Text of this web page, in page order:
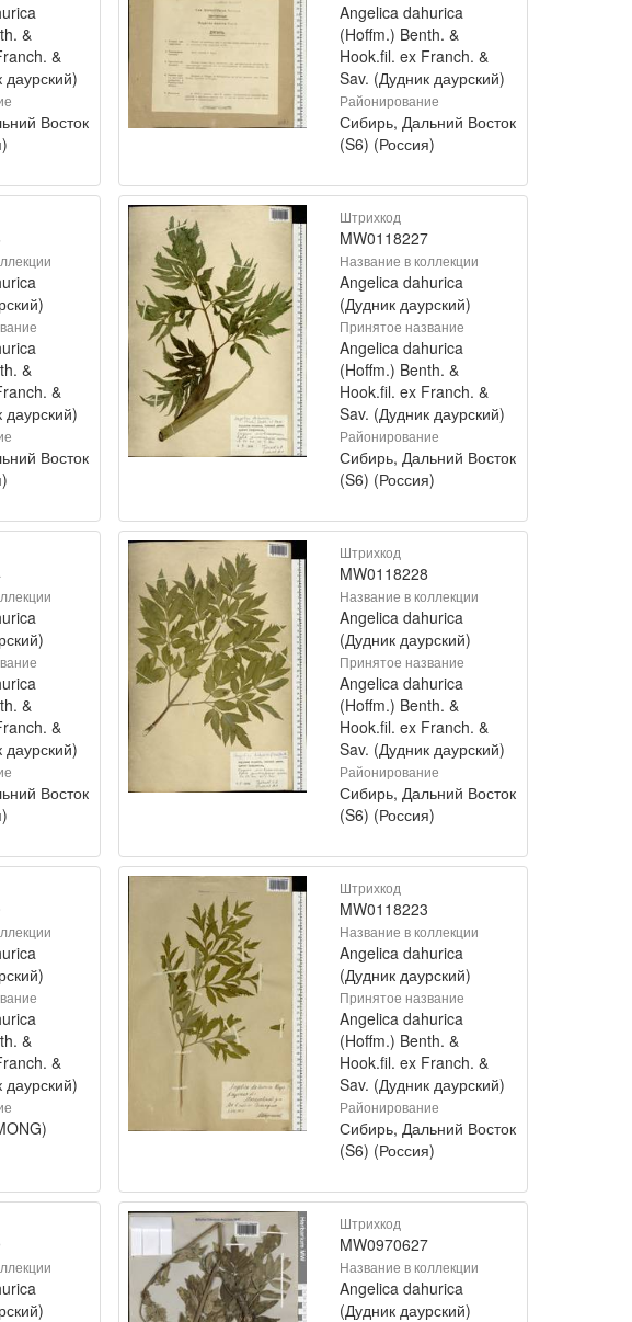
&
&
даурский)
Восток
Angelica dahurica
(Hoffm.) Benth. &
Hook.fil. ex Franch. &
Sav. (Дудник даурский)
Районирование
Сибирь, Дальний Восток
(S6) (Россия)
&
&
даурский)
Восток
Штрихкод
MW0118227
Название в коллекции
Angelica dahurica
(Дудник даурский)
Принятое название
Angelica dahurica
(Hoffm.) Benth. &
Hook.fil. ex Franch. &
Sav. (Дудник даурский)
Районирование
Сибирь, Дальний Восток
(S6) (Россия)
&
&
даурский)
Восток
Штрихкод
MW0118228
Название в коллекции
Angelica dahurica
(Дудник даурский)
Принятое название
Angelica dahurica
(Hoffm.) Benth. &
Hook.fil. ex Franch. &
Sav. (Дудник даурский)
Районирование
Сибирь, Дальний Восток
(S6) (Россия)
&
&
даурский)
Штрихкод
MW0118223
Название в коллекции
Angelica dahurica
(Дудник даурский)
Принятое название
Angelica dahurica
(Hoffm.) Benth. &
Hook.fil. ex Franch. &
Sav. (Дудник даурский)
Районирование
Сибирь, Дальний Восток
(S6) (Россия)
Штрихкод
MW0970627
Название в коллекции
Angelica dahurica
(Дудник даурский)